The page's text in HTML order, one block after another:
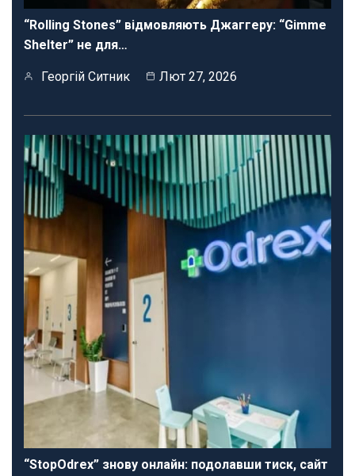
“Rolling Stones” відмовляють Джаггеру: “Gimme
Shelter” не для…
Георгій Ситник Лют 27, 2026
“StopOdrex” знову онлайн: подолавши тиск, сайт